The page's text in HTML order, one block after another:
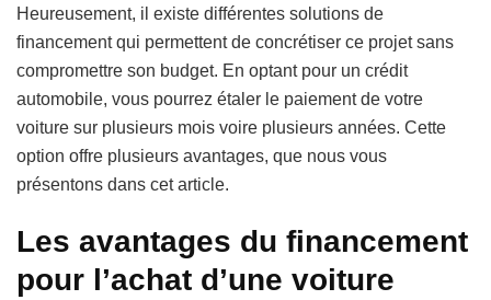
Heureusement, il existe différentes solutions de
financement qui permettent de concrétiser ce projet sans
compromettre son budget. En optant pour un crédit
automobile, vous pourrez étaler le paiement de votre
voiture sur plusieurs mois voire plusieurs années. Cette
option offre plusieurs avantages, que nous vous
présentons dans cet article.
Les avantages du financement
pour l’achat d’une voiture